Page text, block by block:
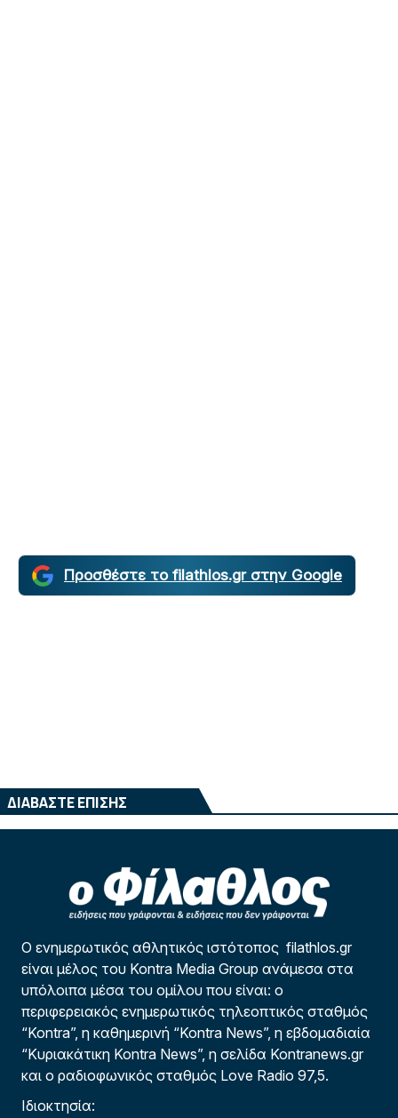
Προσθέστε το filathlos.gr στην Google
ΔΙΑΒΑΣΤΕ ΕΠΙΣΗΣ
Ο ενημερωτικός αθλητικός ιστότοπος filathlos.gr
είναι μέλος του Kontra Media Group ανάμεσα στα
υπόλοιπα μέσα του ομίλου που είναι: ο
περιφερειακός ενημερωτικός τηλεοπτικός σταθμός
“Kontra”, η καθημερινή “Kontra News”, η εβδομαδιαία
“Κυριακάτικη Kontra News”, η σελίδα Kontranews.gr
και ο ραδιοφωνικός σταθμός Love Radio 97,5.
Ιδιοκτησία: